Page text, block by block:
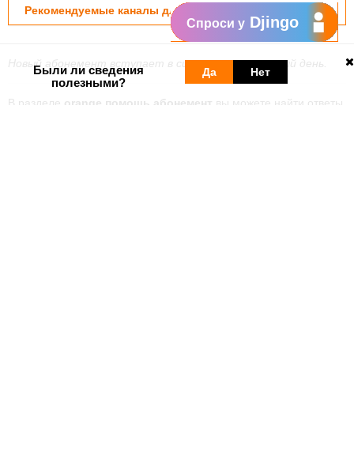
Рекомендуемые каналы для юридических лиц
Новый абонемент вступает в силу в ваш расчётный день.
В разделе orange помощь абонемент вы можете найти ответы
Были ли сведения
полезными?
Да Нет
Спроси у Djingo